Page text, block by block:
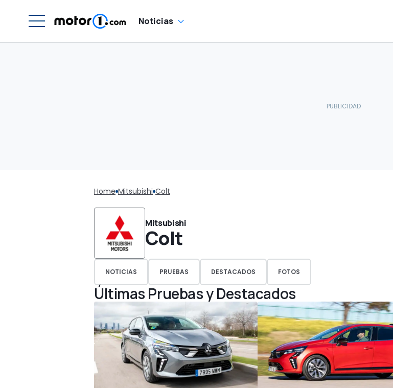
Noticias
Home Mitsubishi Colt
Mitsubishi
Colt
NOTICIAS PRUEBAS DESTACADOS FOTOS
Últimas Pruebas y Destacados